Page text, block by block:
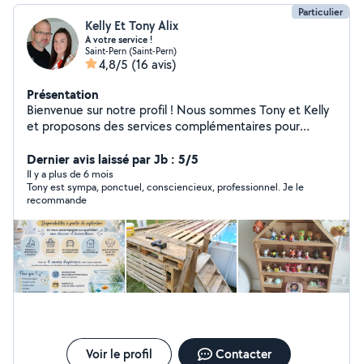
Particulier
Kelly Et Tony Alix
A votre service !
Saint-Pern (Saint-Pern)
4,8/5 (16 avis)
Présentation
Bienvenue sur notre profil ! Nous sommes Tony et Kelly
et proposons des services complémentaires pour
d'expériences il propose ces services de : Lavage de
vitres , Débroussaillage,Montage de meubles, Petits
travaux,Remise en état de logements Kelly (Aide à
domicile - CESU) également 5 années d'expériences :
Entretien du domicile ,Ménage ,Repassage ,Aide au
quotidien Nous intervenons avec sérieux, discrétion et
professionnalisme. N'hésitez pas à nous contacter pour
discuter de votre projet ou de vos besoins.
Dernier avis laissé par Jb : 5/5
Il y a plus de 6 mois
Tony est sympa, ponctuel, consciencieux, professionnel. Je le
recommande
Voir le profil Contacter